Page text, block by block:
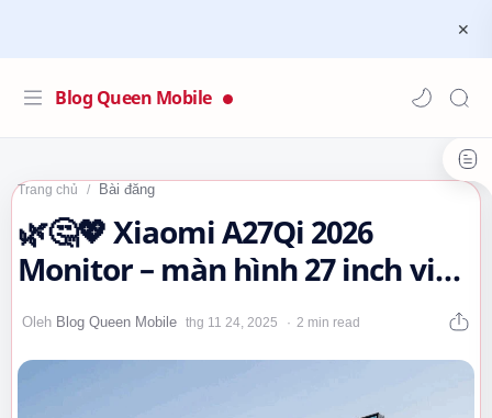
Blog Queen Mobile
Trang chủ Bài đăng
🌿🤔💖 Xiaomi A27Qi 2026
Monitor – màn hình 27 inch viền
siêu mỏng, 120Hz sắc nét
#xiaomi…
2 min read